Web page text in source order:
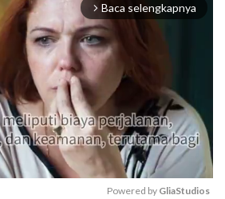
arrow_forward_ios Baca selengkapnya
Powered by GliaStudios